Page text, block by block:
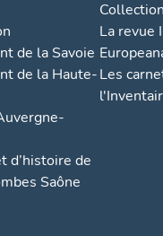
de la Savoie
de la Haute-
d’histoire de
Saône
La revue
Les